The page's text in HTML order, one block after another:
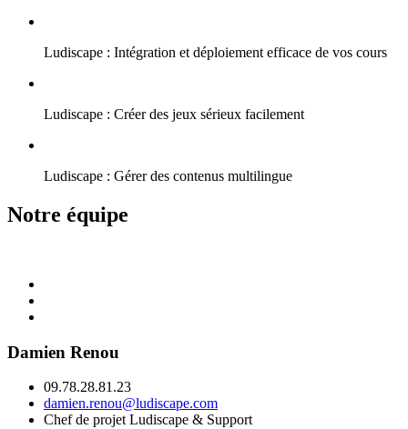
Ludiscape : Intégration et déploiement efficace de vos cours
Ludiscape : Créer des jeux sérieux facilement
Ludiscape : Gérer des contenus multilingue
Notre équipe
Damien Renou
09.78.28.81.23
damien.renou@ludiscape.com
Chef de projet Ludiscape & Support